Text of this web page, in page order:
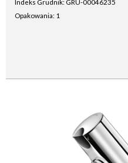
Indeks Grudnik: GRU-00046235
Opakowania: 1